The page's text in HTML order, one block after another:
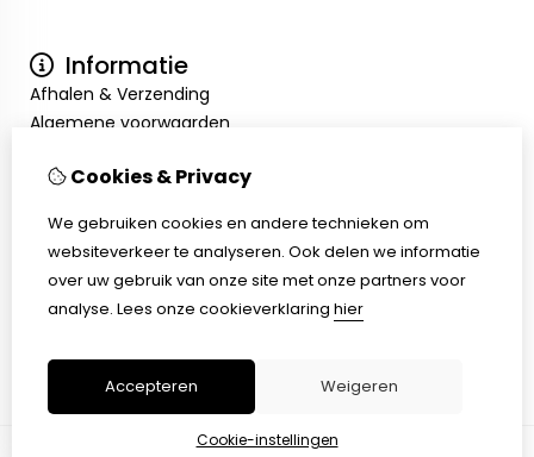
Informatie
Afhalen & Verzending
Algemene voorwaarden
Mijn account
Bestelhistorie
Klantenservice
Contact
Cookies & Privacy
We gebruiken cookies en andere technieken om
websiteverkeer te analyseren. Ook delen we informatie
over uw gebruik van onze site met onze partners voor
analyse. Lees onze cookieverklaring hier
Accepteren Weigeren
Cookie-instellingen